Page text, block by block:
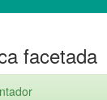
facetada